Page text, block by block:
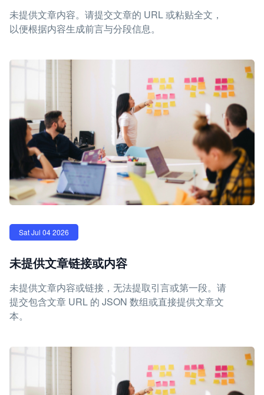
未提供文章内容。请提交文章的 URL 或粘贴全文，
以便根据内容生成前言与分段信息。
Sat Jul 04 2026
未提供文章链接或内容
未提供文章内容或链接，无法提取引言或第一段。请
提交包含文章 URL 的 JSON 数组或直接提供文章文
本。